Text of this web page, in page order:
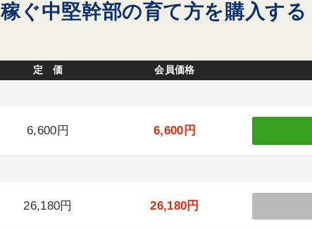
稼ぐ中堅幹部の育て方を購入する
定 価 会員価格
6,600円 6,600円
26,180円 26,180円